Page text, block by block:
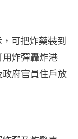
可把炸藥裝到
炸彈轟炸港
府官員住戶放